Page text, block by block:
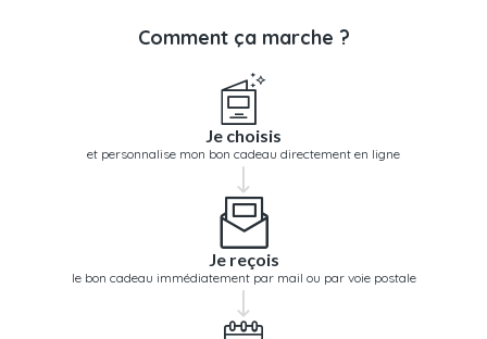
Comment ça marche ?
Je choisis
et personnalise mon bon cadeau directement en ligne
Je reçois
le bon cadeau immédiatement par mail ou par voie postale